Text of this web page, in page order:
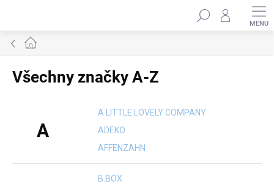
Hledat
Domů
Všechny značky A-Z
A
A LITTLE LOVELY COMPANY
ADEKO
AFFENZAHN
B.BOX